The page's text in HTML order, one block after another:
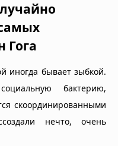
Гога
иногда бывает зыбкой.
бактерию,
скоординированными
нечто, очень